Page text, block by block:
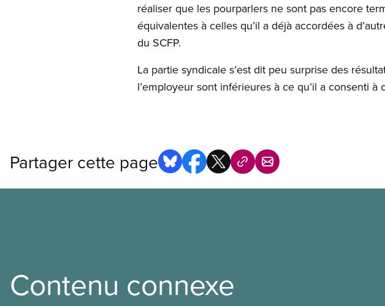
réaliser que les pourparlers ne sont pas encore
équivalentes à celles qu’il a déjà accordées à
du SCFP.
La partie syndicale s’est dit peu surprise des
l’employeur sont inférieures à ce qu’il a consenti
Partager cette page
Contenu connexe